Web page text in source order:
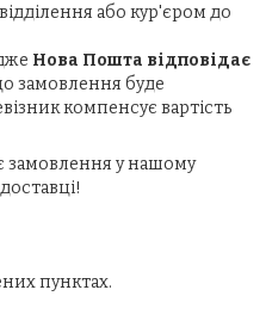
або кур'єром до
Нова Пошта відповідає
замовлення буде
компенсує вартість
замовлення у нашому
пунктах.